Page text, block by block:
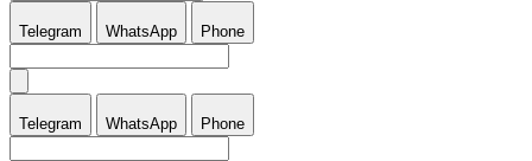
Telegram WhatsApp Phone
Telegram WhatsApp Phone